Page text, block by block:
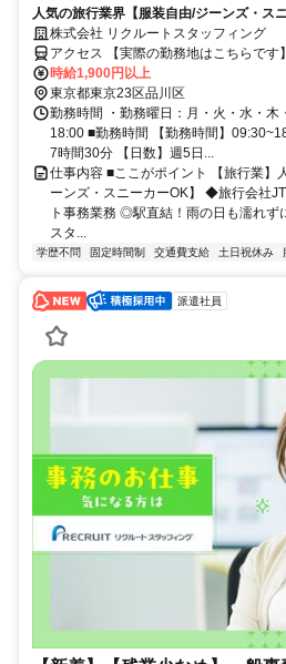
人気の旅行業界【服装自由/ジーンズ・ス
グループにて社員のサポ―ト事務業務
株式会社 リクルートスタッフィング
アクセス 【実際の勤務地はこちらで
ル駅徒歩2分品川駅徒歩18分
時給1,900円以上
東京都東京23区品川区
勤務時間 ・勤務曜日：月・火・水・木
18:00 ■勤務時間 【勤務時間】
7時間30分 【日数】週5日...
仕事内容 ■ここがポイント 【旅行業】
ーンズ・スニーカーOK】 ◆旅行会社
ト事務業務 ◎駅直結！雨の日も濡れ
スタ...
学歴不問 固定時間制 交通費支給 土日祝休み
派遣社員